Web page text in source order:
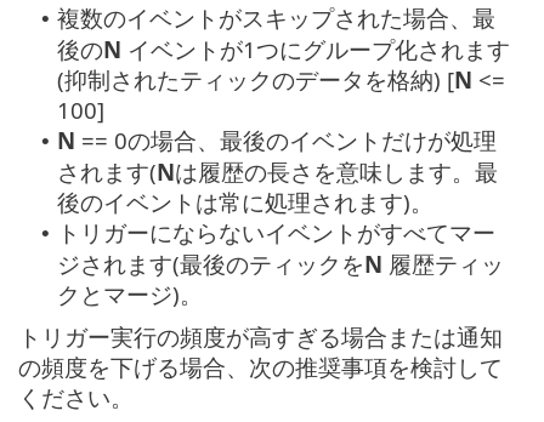
• 複数のイベントがスキップされた場合、最
後のN イベントが1つにグループ化されます
(抑制されたティックのデータを格納) [N <=
100]
• N == 0の場合、最後のイベントだけが処理
されます(Nは履歴の長さを意味します。最
後のイベントは常に処理されます)。
•
トリガーにならないイベントがすべてマー
ジされます(最後のティックをN 履歴ティッ
クとマージ)。
トリガー実行の頻度が高すぎる場合または通知
の頻度を下げる場合、次の推奨事項を検討して
ください。